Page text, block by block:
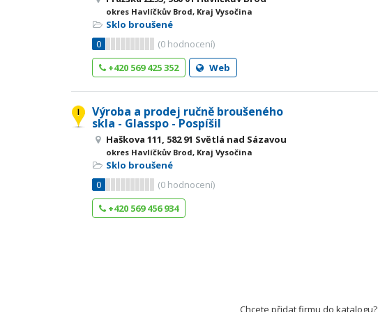
okres Havlíčkův Brod, Kraj Vysočina
Sklo broušené
0
(0 hodnocení)
+420 569 425 352
Web
Výroba a prodej ručně broušeného
skla - Glasspo - Pospíšil
Haškova 111, 582 91 Světlá nad Sázavou
okres Havlíčkův Brod, Kraj Vysočina
Sklo broušené
0
(0 hodnocení)
+420 569 456 934